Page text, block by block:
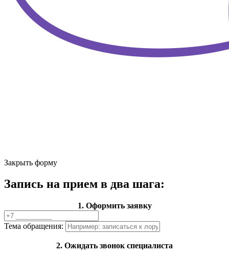
Закрыть форму
Запись на прием в два шага:
1. Оформить заявку
Тема обращения:
2. Ожидать звонок специалиста